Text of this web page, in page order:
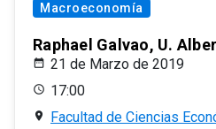
Macroeconomía
Raphael Galvao, U.
21 de Marzo de 2019
17:00
Facultad de Ciencias